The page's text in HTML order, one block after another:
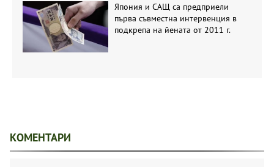
Япония и САЩ са предприели
първа съвместна интервенция в
подкрепа на йената от 2011 г.
КОМЕНТАРИ